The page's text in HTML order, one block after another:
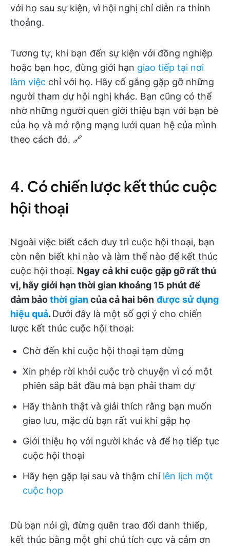
với họ sau sự kiện, vì hội nghị chỉ diễn ra thỉnh
thoảng.
Tương tự, khi bạn đến sự kiện với đồng nghiệp
hoặc bạn học, đừng giới hạn giao tiếp tại nơi
làm việc chỉ với họ. Hãy cố gắng gặp gỡ những
người tham dự hội nghị khác. Bạn cũng có thể
nhờ những người quen giới thiệu bạn với bạn bè
của họ và mở rộng mạng lưới quan hệ của mình
theo cách đó. 🔗
4. Có chiến lược kết thúc cuộc
hội thoại
Ngoài việc biết cách duy trì cuộc hội thoại, bạn
còn nên biết khi nào và làm thế nào để kết thúc
cuộc hội thoại. Ngay cả khi cuộc gặp gỡ rất thú
vị, hãy giới hạn thời gian khoảng 15 phút để
đảm bảothời giancủa cả hai bên được sử dụng
hiệu quả. Dưới đây là một số gợi ý cho chiến
lược kết thúc cuộc hội thoại:
Chờ đến khi cuộc hội thoại tạm dừng
Xin phép rời khỏi cuộc trò chuyện vì có một
phiên sắp bắt đầu mà bạn phải tham dự
Hãy thành thật và giải thích rằng bạn muốn
giao lưu, mặc dù bạn rất vui khi gặp họ
Giới thiệu họ với người khác và để họ tiếp tục
cuộc hội thoại
Hãy hẹn gặp lại sau và thậm chí lên lịch một
cuộc họp
Dù bạn nói gì, đừng quên trao đổi danh thiếp,
kết thúc bằng một ghi chú tích cực và cảm ơn